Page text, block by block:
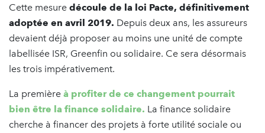
Cette mesure découle de la loi Pacte, définitivement
adoptée en avril 2019. Depuis deux ans, les assureurs
devaient déjà proposer au moins une unité de compte
labellisée ISR, Greenfin ou solidaire. Ce sera désormais
les trois impérativement.
La première à profiter de ce changement pourrait
bien être la finance solidaire. La finance solidaire
cherche à financer des projets à forte utilité sociale ou